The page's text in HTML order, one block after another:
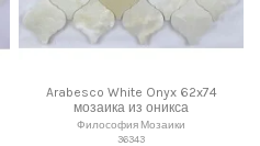
Arabesco White Onyx 62x74
мозаика из оникса
Философия Мозаики
36343